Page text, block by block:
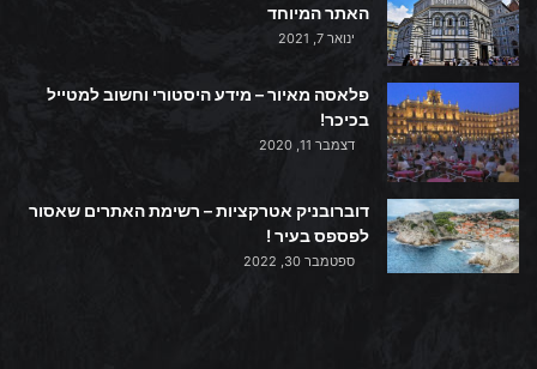
האתר המיוחד
ינואר 7, 2021
פלאסה מאיור – מידע היסטורי וחשוב למטייל
בכיכר!
דצמבר 11, 2020
דוברובניק אטרקציות – רשימת האתרים שאסור
לפספס בעיר !
ספטמבר 30, 2022